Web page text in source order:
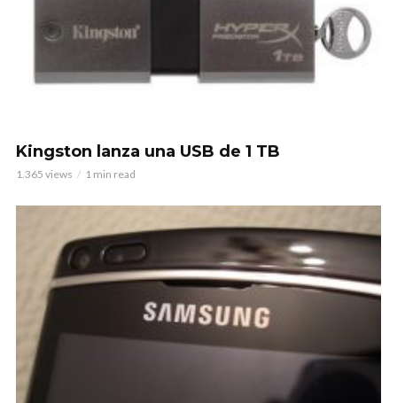
Kingston lanza una USB de 1 TB
1.365 views 1 min read